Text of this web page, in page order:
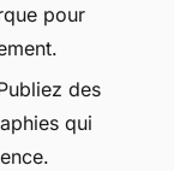
pour
des
qui